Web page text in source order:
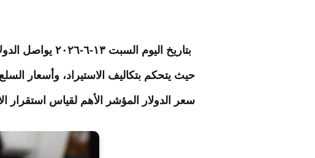
بتاريخ اليوم
حيث يتحكم بتكاليف الاستيراد، وأسعار
سعر الدولار المؤشر الأهم لقياس استقرار